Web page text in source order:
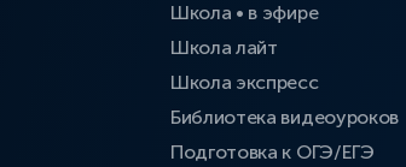
Школа • в эфире
Школа лайт
Школа экспресс
Библиотека видеоуроков
Подготовка к ОГЭ/ЕГЭ